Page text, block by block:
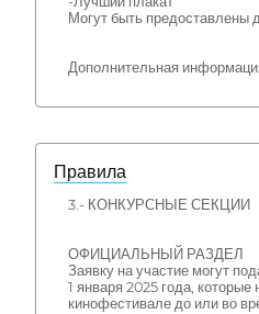
Могут быть предоставлены
Дополнительная
Правила
3.- КОНКУРСНЫЕ СЕКЦИИ
ОФИЦИАЛЬНЫЙ РАЗДЕЛ
Заявку на участие могут
1 января 2025 года,
кинофестивале до или во